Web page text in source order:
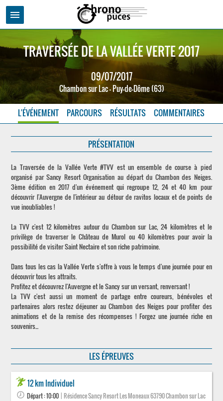
menu
TRAVERSÉE DE LA VALLÉE VERTE 2017
09/07/2017
Chambon sur Lac - Puy-de-Dôme (63)
L'ÉVÉNEMENT PARCOURS RÉSULTATS COMMENTAIRES
PRÉSENTATION
La Traversée de la Vallée Verte #TVV est un ensemble de course à pied
organisé par Sancy Resort Organisation au départ du Chambon des Neiges.
3ème édition en 2017 d'un événement qui regroupe 12, 24 et 40 km pour
découvrir l'Auvergne de l'intérieur au détour de ravitos locaux et de points de
vue inoubliables !
La TVV c'est 12 kilomètres autour du Chambon sur Lac, 24 kilomètres et le
privilège de traverser le Château de Murol ou 40 kilomètres pour avoir la
possibilité de visiter Saint Nectaire et son riche patrimoine.
Dans tous les cas la Vallée Verte s'offre à vous le temps d'une journée pour en
découvrir tous les attraits.
Profitez et découvrez l'Auvergne et le Sancy sur un versant, renversant !
La TVV c'est aussi un moment de partage entre coureurs, bénévoles et
partenaires alors restez déjeuner au Chambon des Neiges pour profiter des
animations et de la remise des récompenses ! Forgez une journée riche en
souvenirs...
LES ÉPREUVES
12 km Individuel
Départ : 10:00 | Résidence Sancy Resort Les Moneaux 63790 Chambon sur Lac